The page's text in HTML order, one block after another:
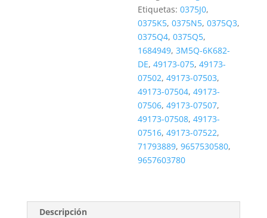
Etiquetas:0375J0,
0375K5,0375N5,0375Q3,
0375Q4,0375Q5,
1684949,3M5Q-6K682-
DE,49173-075,49173-
07502,49173-07503,
49173-07504,49173-
07506,49173-07507,
49173-07508,49173-
07516,49173-07522,
71793889,9657530580,
9657603780
Descripción